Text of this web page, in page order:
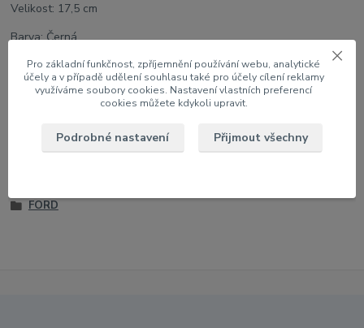
Velikost: 17,5 cm
Barva: Černá
U modelu lze otevřít dveře
1:24 Auta
FORD
Pro základní funkčnost, zpříjemnění používání webu, analytické
účely a v případě udělení souhlasu také pro účely cílení reklamy
využíváme soubory cookies. Nastavení vlastních preferencí
cookies můžete kdykoli upravit.
Podrobné nastavení Přijmout všechny